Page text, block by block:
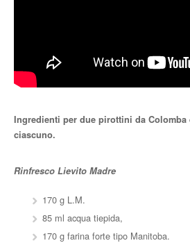
Ingredienti per due pirottini da Colomba
ciascuno.
Rinfresco Lievito Madre
170 g L.M.
85 ml acqua tiepida,
170 g farina forte tipo Manitoba.